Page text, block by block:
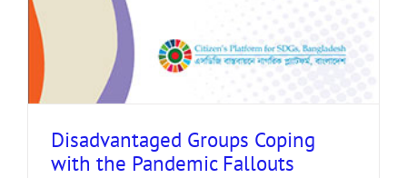
Disadvantaged Groups Coping
with the Pandemic Fallouts